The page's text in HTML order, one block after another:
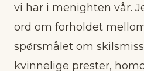
vi har i menighten vår.
ord om forholdet
spørsmålet om
kvinnelige prester,